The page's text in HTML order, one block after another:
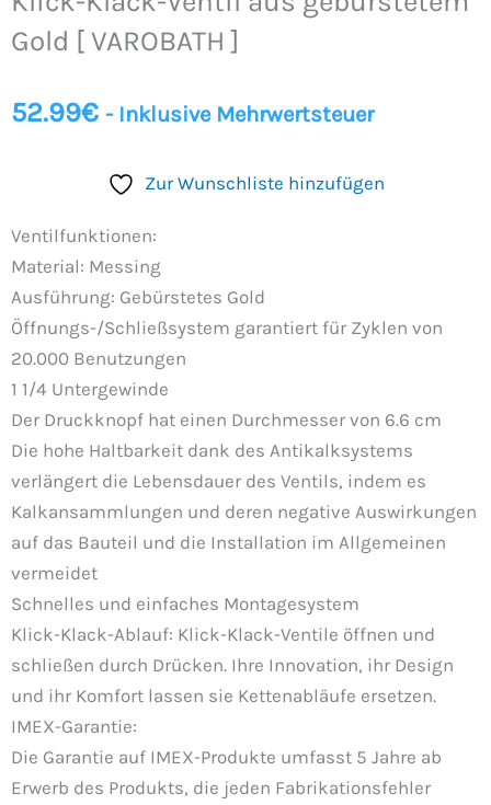
Gold [ VAROBATH ]
52.99€ - Inklusive Mehrwertsteuer
Zur Wunschliste hinzufügen
Ventilfunktionen:
Material: Messing
Ausführung: Gebürstetes Gold
Öffnungs-/Schließsystem garantiert für Zyklen von
20.000 Benutzungen
1 1/4 Untergewinde
Der Druckknopf hat einen Durchmesser von 6.6 cm
Die hohe Haltbarkeit dank des Antikalksystems
verlängert die Lebensdauer des Ventils, indem es
Kalkansammlungen und deren negative Auswirkungen
auf das Bauteil und die Installation im Allgemeinen
vermeidet
Schnelles und einfaches Montagesystem
Klick-Klack-Ablauf: Klick-Klack-Ventile öffnen und
schließen durch Drücken. Ihre Innovation, ihr Design
und ihr Komfort lassen sie Kettenabläufe ersetzen.
IMEX-Garantie:
Die Garantie auf IMEX-Produkte umfasst 5 Jahre ab
Erwerb des Produkts, die jeden Fabrikationsfehler
gebürstetem
VAROBATH